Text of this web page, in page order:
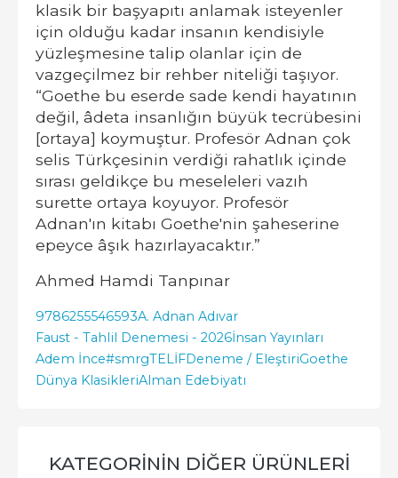
klasik bir başyapıtı anlamak isteyenler
için olduğu kadar insanın kendisiyle
yüzleşmesine talip olanlar için de
vazgeçilmez bir rehber niteliği taşıyor.
“Goethe bu eserde sade kendi hayatının
değil, âdeta insanlığın büyük tecrübesini
[ortaya] koymuştur. Profesör Adnan çok
selis Türkçesinin verdiği rahatlık içinde
sırası geldikçe bu meseleleri vazıh
surette ortaya koyuyor. Profesör
Adnan'ın kitabı Goethe'nin şaheserine
epeyce âşık hazırlayacaktır.”
Ahmed Hamdi Tanpınar
9786255546593A. Adnan Adıvar
Faust - Tahlil Denemesi - 2026İnsan Yayınları
Adem İnce#smrgTELİFDeneme / EleştiriGoethe
Dünya KlasikleriAlman Edebiyatı
KATEGORININ DIĞER ÜRÜNLERI